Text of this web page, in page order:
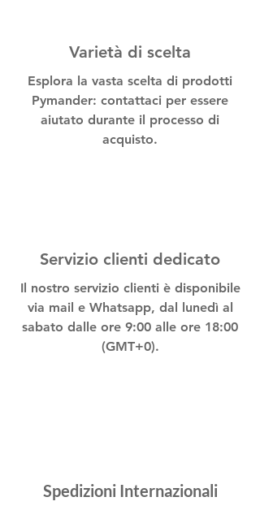
Varietà di scelta
Esplora la vasta scelta di prodotti
Pymander: contattaci per essere
aiutato durante il processo di
acquisto.
Servizio clienti dedicato
Il nostro servizio clienti è disponibile
via mail e Whatsapp, dal lunedì al
sabato dalle ore 9:00 alle ore 18:00
(GMT+0).
Spedizioni Internazionali